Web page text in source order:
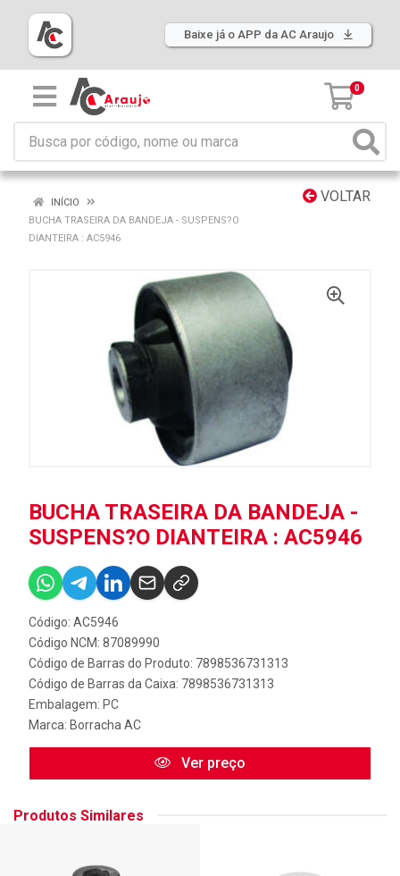
Baixe já o APP da AC Araujo
0
VOLTAR
INÍCIO
BUCHA TRASEIRA DA BANDEJA - SUSPENS?O
DIANTEIRA : AC5946
BUCHA TRASEIRA DA BANDEJA -
SUSPENS?O DIANTEIRA : AC5946
Código: AC5946
Código NCM: 87089990
Código de Barras do Produto: 7898536731313
Código de Barras da Caixa: 7898536731313
Embalagem: PC
Marca: Borracha AC
Ver preço
Produtos Similares